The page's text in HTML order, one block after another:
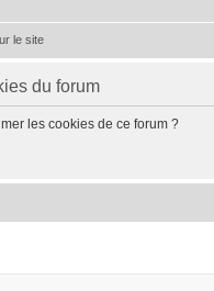
le site
du forum
les cookies de ce forum ?